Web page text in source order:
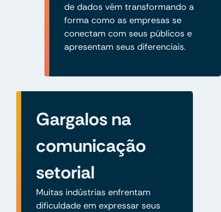
de dados vêm transformando a
forma como as empresas se
conectam com seus públicos e
apresentam seus diferenciais.
Gargalos na
comunicação
setorial
Muitas indústrias enfrentam
dificuldade em expressar seus